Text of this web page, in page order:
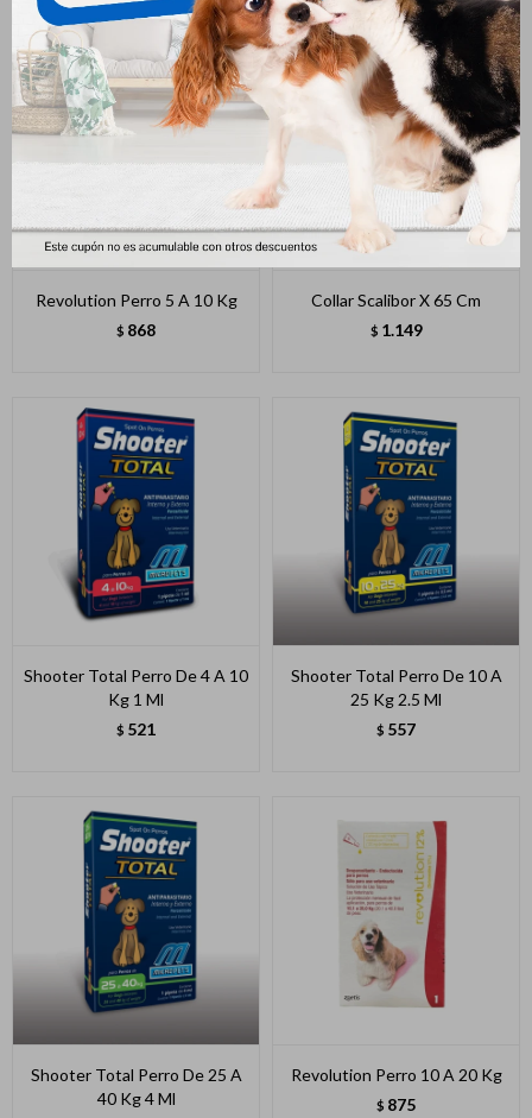
Revolution Perro 5 A 10 Kg
$ 868
Collar Scalibor X 65 Cm
$ 1.149
Shooter Total Perro De 4 A 10
Kg 1 Ml
$ 521
Shooter Total Perro De 10 A
25 Kg 2.5 Ml
$ 557
Shooter Total Perro De 25 A
40 Kg 4 Ml
Revolution Perro 10 A 20 Kg
$ 875